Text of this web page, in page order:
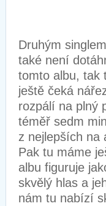
Druhým
také není
tomto albu, tak
ještě čeká
rozpálí na plný
téměř sedm
z nejlepších na
Pak tu máme
albu figuruje
skvělý hlas a
nám tu nabízí